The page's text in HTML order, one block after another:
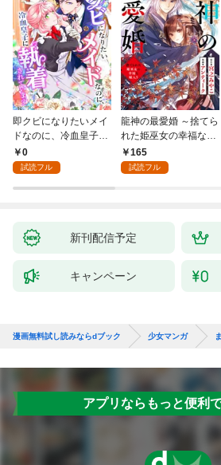
即クビになりたいメイ
ドなのに、冷血皇子に
執着されています第1
話
0
試読フル
龍神の最愛婚 ～捨てら
れた姫巫女の幸福な嫁
入り～: 1
165
試読フル
新刊配信予定
キャンペーン
漫画無料試し読みならdブック 少女マンガ
アプリならもっと便利